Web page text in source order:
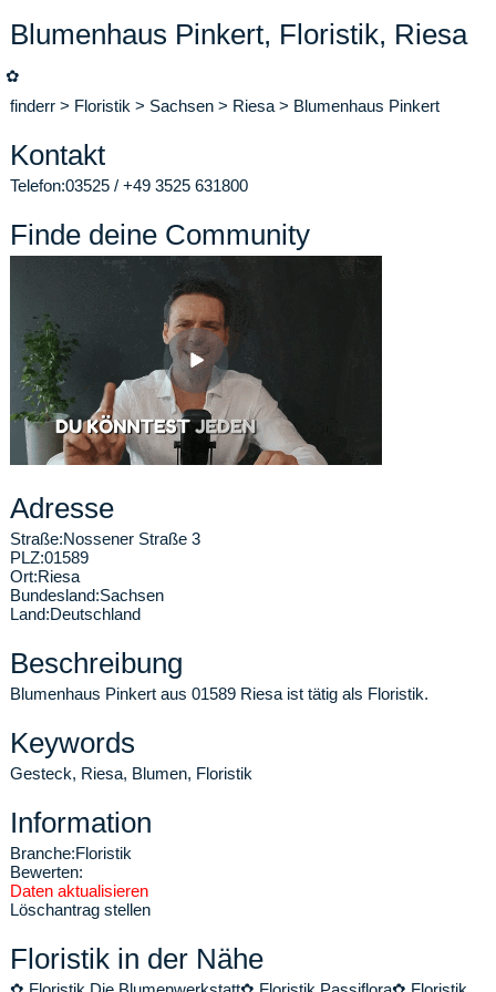
Blumenhaus Pinkert, Floristik, Riesa
✿
finderr > Floristik > Sachsen > Riesa > Blumenhaus Pinkert
Kontakt
Telefon:03525 / +49 3525 631800
Finde deine Community
Adresse
Straße:Nossener Straße 3
PLZ:01589
Ort:Riesa
Bundesland:Sachsen
Land:Deutschland
Beschreibung
Blumenhaus Pinkert aus 01589 Riesa ist tätig als Floristik.
Keywords
Gesteck, Riesa, Blumen, Floristik
Information
Branche:Floristik
Bewerten:
Daten aktualisieren
Löschantrag stellen
Floristik in der Nähe